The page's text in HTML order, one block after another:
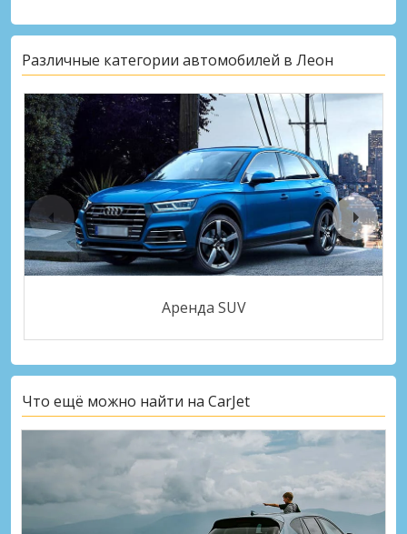
Различные категории автомобилей в Леон
Аренда SUV
Что ещё можно найти на CarJet